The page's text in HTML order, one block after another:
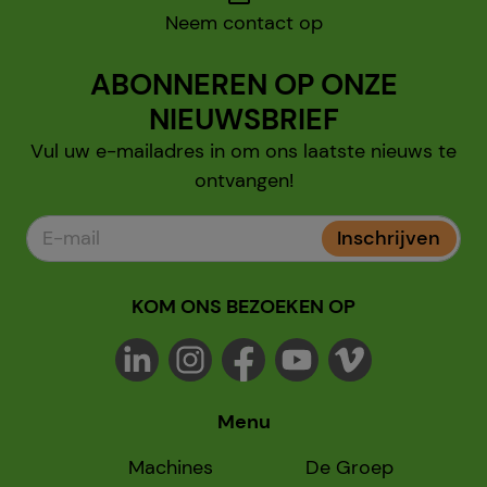
Neem contact op
ABONNEREN OP ONZE
NIEUWSBRIEF
Vul uw e-mailadres in om ons laatste nieuws te
ontvangen!
Inschrijven
KOM ONS BEZOEKEN OP
Menu
Machines
De Groep